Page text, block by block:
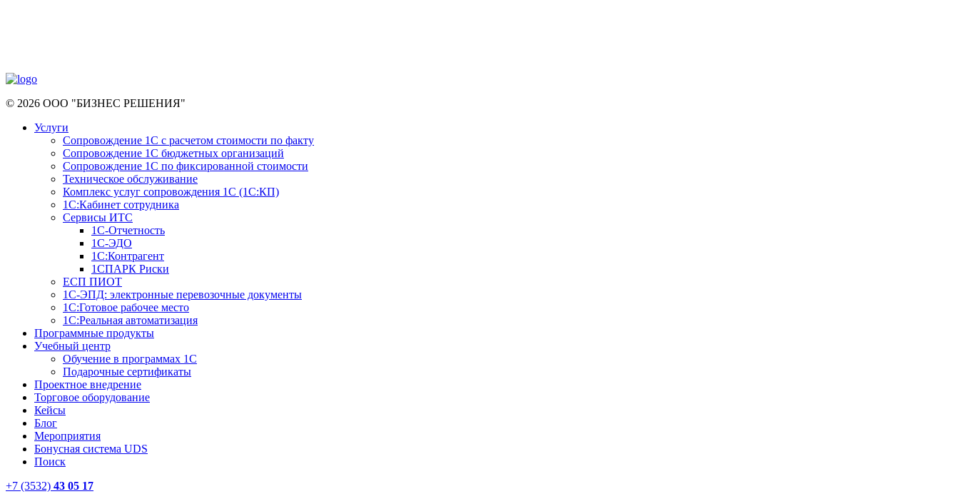
© 2026 ООО "БИЗНЕС РЕШЕНИЯ"
Услуги
Сопровождение 1С с расчетом стоимости по факту
Сопровождение 1С бюджетных организаций
Сопровождение 1С по фиксированной стоимости
Техническое обслуживание
Комплекс услуг сопровождения 1С (1С:КП)
1С:Кабинет сотрудника
Сервисы ИТС
1С-Отчетность
1С-ЭДО
1С:Контрагент
1СПАРК Риски
ЕСП ПИОТ
1С-ЭПД: электронные перевозочные документы
1С:Готовое рабочее место
1С:Реальная автоматизация
Программные продукты
Учебный центр
Обучение в программах 1С
Подарочные сертификаты
Проектное внедрение
Торговое оборудование
Кейсы
Блог
Мероприятия
Бонусная система UDS
Поиск
+7 (3532) 43 05 17